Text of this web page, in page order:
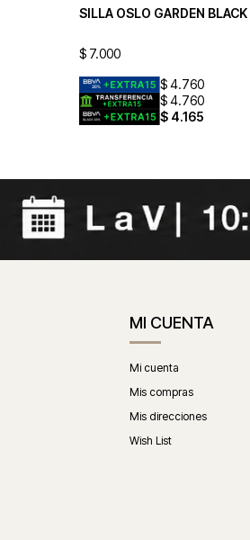
SILLA OSLO GARDEN BLACK
$ 7.000
$ 4.760
$ 4.760
$ 4.165
MI CUENTA
Mi cuenta
Mis compras
Mis direcciones
Wish List